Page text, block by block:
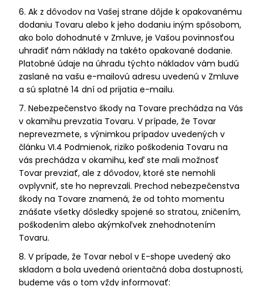
6. Ak z dôvodov na Vašej strane dôjde k opakovanému
dodaniu Tovaru alebo k jeho dodaniu iným spôsobom,
ako bolo dohodnuté v Zmluve, je Vašou povinnosťou
uhradiť nám náklady na takéto opakované dodanie.
Platobné údaje na úhradu týchto nákladov vám budú
zaslané na vašu e-mailovú adresu uvedenú v Zmluve
a sú splatné 14 dní od prijatia e-mailu.
7. Nebezpečenstvo škody na Tovare prechádza na Vás
v okamihu prevzatia Tovaru. V prípade, že Tovar
neprevezmete, s výnimkou prípadov uvedených v
článku VI.4 Podmienok, riziko poškodenia Tovaru na
vás prechádza v okamihu, keď ste mali možnosť
Tovar prevziať, ale z dôvodov, ktoré ste nemohli
ovplyvniť, ste ho neprevzali. Prechod nebezpečenstva
škody na Tovare znamená, že od tohto momentu
znášate všetky dôsledky spojené so stratou, zničením,
poškodením alebo akýmkoľvek znehodnotením
Tovaru.
8. V prípade, že Tovar nebol v E-shope uvedený ako
skladom a bola uvedená orientačná doba dostupnosti,
budeme vás o tom vždy informovať: